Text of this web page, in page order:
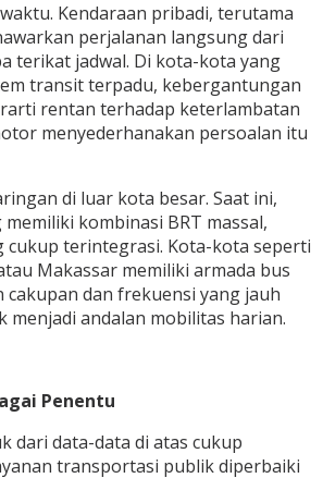
Kendaraan pribadi, terutama
perjalanan langsung dari
terikat jadwal. Di kota-kota yang
transit terpadu, kebergantungan
rentan terhadap keterlambatan
menyederhanakan persoalan itu
di luar kota besar. Saat ini,
kombinasi BRT massal,
cukup terintegrasi. Kota-kota seperti
Makassar memiliki armada bus
cakupan dan frekuensi yang jauh
menjadi andalan mobilitas harian.
Penentu
dari data-data di atas cukup
transportasi publik diperbaiki